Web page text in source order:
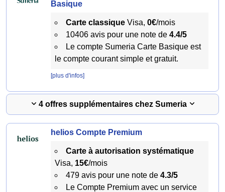
Basique
Carte classiqueVisa, 0€/mois
10406 avis pour une note de 4.4/5
Le compte Sumeria Carte Basique est
le compte courant simple et gratuit.
[plus d'infos]
4 offres supplémentaires chez Sumeria
helios Compte Premium
Carte à autorisation systématique
Visa, 15€/mois
479 avis pour une note de 4.3/5
Le Compte Premium avec un service